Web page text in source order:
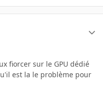
fiorcer sur le GPU dédié
est la le problème pour